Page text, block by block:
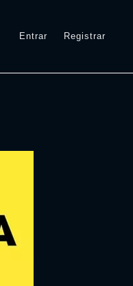
Entrar Registrar